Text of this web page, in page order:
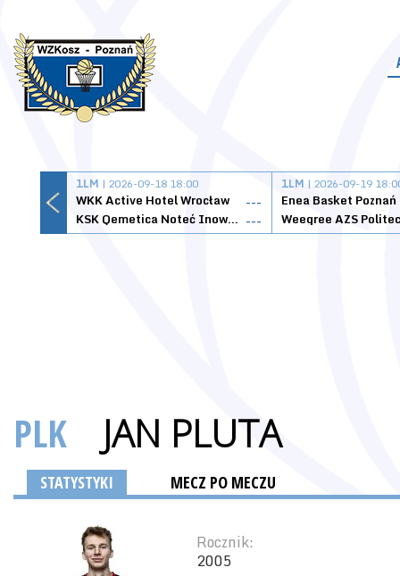
1LM | 2026-09-18 18:00
WKK Active Hotel Wrocław
---
KSK Qemetica Noteć Inowrocław ---
1LM | 2026-09-19
Enea Basket Poznań
PLK JAN PLUTA
STATYSTYKI MECZ PO MECZU
Rocznik:
2005